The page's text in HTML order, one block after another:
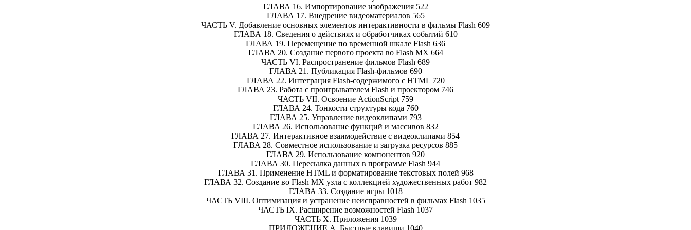
ГЛАВА 16. Импортирование изображения 522
ГЛАВА 17. Внедрение видеоматериалов 565
ЧАСТЬ V. Добавление основных элементов интерактивности в фильмы Flash 609
ГЛАВА 18. Сведения о действиях и обработчиках событий 610
ГЛАВА 19. Перемещение по временной шкале Flash 636
ГЛАВА 20. Создание первого проекта во Flash MX 664
ЧАСТЬ VI. Распространение фильмов Flash 689
ГЛАВА 21. Публикация Flash-фильмов 690
ГЛАВА 22. Интеграция Flash-содержимого с HTML 720
ГЛАВА 23. Работа с проигрывателем Flash и проектором 746
ЧАСТЬ VII. Освоение ActionScript 759
ГЛАВА 24. Тонкости структуры кода 760
ГЛАВА 25. Управление видеоклипами 793
ГЛАВА 26. Использование функций и массивов 832
ГЛАВА 27. Интерактивное взаимодействие с видеоклипами 854
ГЛАВА 28. Совместное использование и загрузка ресурсов 885
ГЛАВА 29. Использование компонентов 920
ГЛАВА 30. Пересылка данных в программе Flash 944
ГЛАВА 31. Применение HTML и форматирование текстовых полей 968
ГЛАВА 32. Создание во Flash MX узла с коллекцией художественных работ 982
ГЛАВА 33. Создание игры 1018
ЧАСТЬ VIII. Оптимизация и устранение неисправностей в фильмах Flash 1035
ЧАСТЬ IX. Расширение возможностей Flash 1037
ЧАСТЬ X. Приложения 1039
ПРИЛОЖЕНИЕ А. Быстрые клавиши 1040